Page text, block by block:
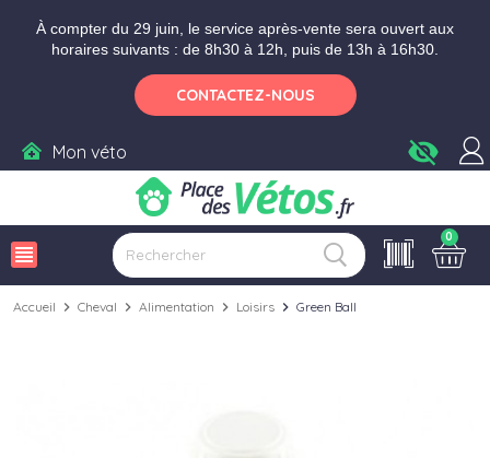
À compter du 29 juin, le service après-vente sera ouvert aux
horaires suivants : de 8h30 à 12h, puis de 13h à 16h30.
CONTACTEZ-NOUS
Mon véto visibility_off
view_headline
0
Accueil chevron_right Cheval chevron_right Alimentation chevron_right Loisirs chevron_right Green Ball